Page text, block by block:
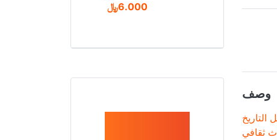
وصف
التاريخ
ثقافي
6.000﷼